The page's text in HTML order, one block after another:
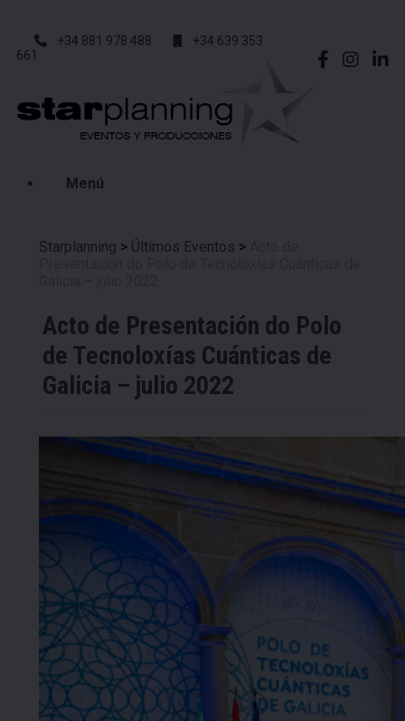
+34 881 978 488
+34 639 353
661
Menú
Starplanning > Últimos Eventos >
Acto de Presentación do Polo
de Tecnoloxías Cuánticas de
Galicia – julio 2022